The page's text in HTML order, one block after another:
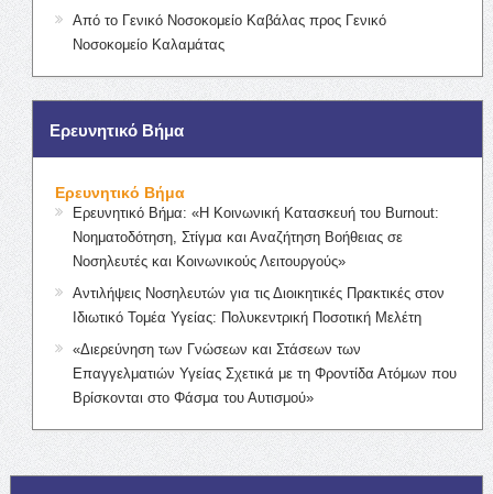
Από το Γενικό Νοσοκομείο Καβάλας προς Γενικό
Νοσοκομείο Καλαμάτας
Ερευνητικό Βήμα
Ερευνητικό Βήμα
Ερευνητικό Βήμα: «Η Κοινωνική Κατασκευή του Burnout:
Νοηματοδότηση, Στίγμα και Αναζήτηση Βοήθειας σε
Νοσηλευτές και Κοινωνικούς Λειτουργούς»
Αντιλήψεις Νοσηλευτών για τις Διοικητικές Πρακτικές στον
Ιδιωτικό Τομέα Υγείας: Πολυκεντρική Ποσοτική Μελέτη
«Διερεύνηση των Γνώσεων και Στάσεων των
Επαγγελματιών Υγείας Σχετικά με τη Φροντίδα Ατόμων που
Βρίσκονται στο Φάσμα του Αυτισμού»